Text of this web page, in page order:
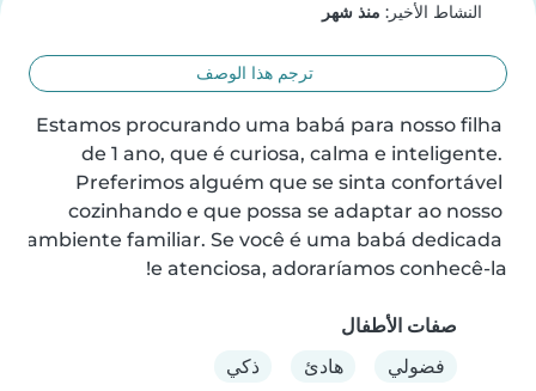
النشاط الأخير: منذ شهر
ترجم هذا الوصف
Estamos procurando uma babá para nosso filha
de 1 ano, que é curiosa, calma e inteligente.
Preferimos alguém que se sinta confortável
cozinhando e que possa se adaptar ao nosso
ambiente familiar. Se você é uma babá dedicada
e atenciosa, adoraríamos conhecê-la!
صفات الأطفال
فضولي
هادئ ذكي